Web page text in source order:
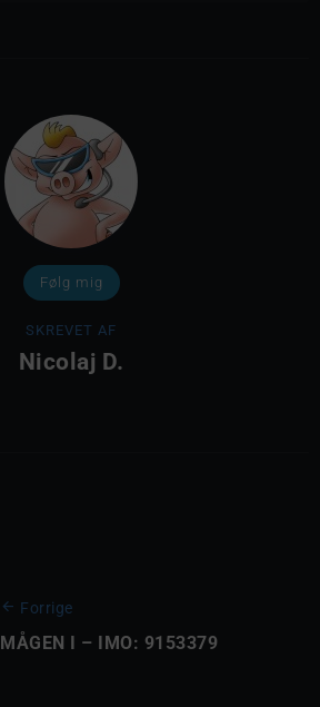
Følg mig
SKREVET AF
Nicolaj D.
Forrige
MÅGEN I – IMO: 9153379